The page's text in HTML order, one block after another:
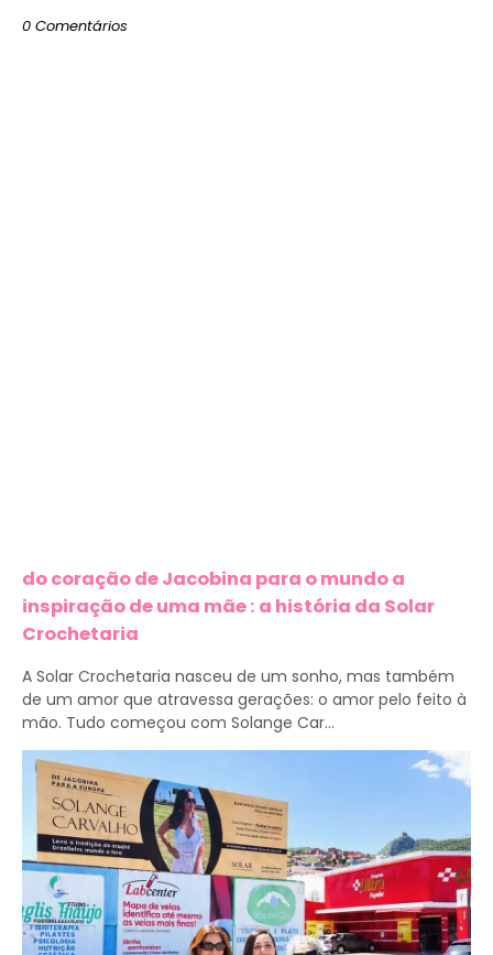
0 Comentários
do coração de Jacobina para o mundo a
inspiração de uma mãe : a história da Solar
Crochetaria
A Solar Crochetaria nasceu de um sonho, mas também
de um amor que atravessa gerações: o amor pelo feito à
mão. Tudo começou com Solange Car...